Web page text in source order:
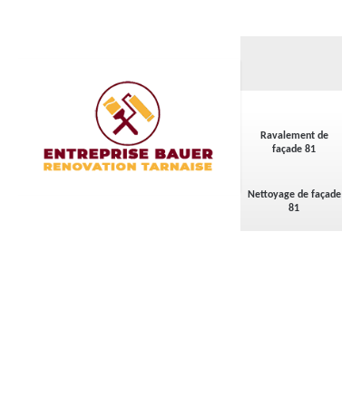
Ravalement de
façade 81
Nettoyage de façade
81